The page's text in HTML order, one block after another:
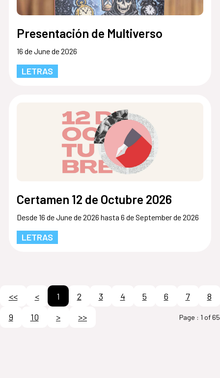
Presentación de Multiverso
16 de June de 2026
LETRAS
Certamen 12 de Octubre 2026
Desde 16 de June de 2026 hasta 6 de September de 2026
LETRAS
<< < 1 2 3 4 5 6 7
8
9
10 > >> Page : 1 of 65